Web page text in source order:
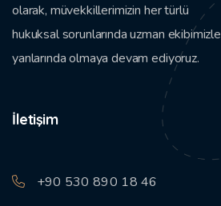
olarak, müvekkillerimizin her türlü
hukuksal sorunlarında uzman ekibimizle
yanlarında olmaya devam ediyoruz.
İletişim
+90 530 890 18 46